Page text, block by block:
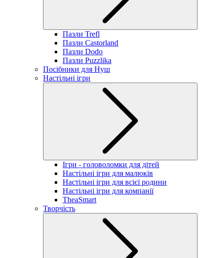
Пазли Trefl
Пазли Castorland
Пазли Dodo
Пазли Puzzlika
Посібники для Нуш
Настільні ігри
Ігри - головоломки для дітей
Настільні ігри для малюків
Настільні ігри для всієї родини
Настільні ігри для компанії
TheaSmart
Творчість